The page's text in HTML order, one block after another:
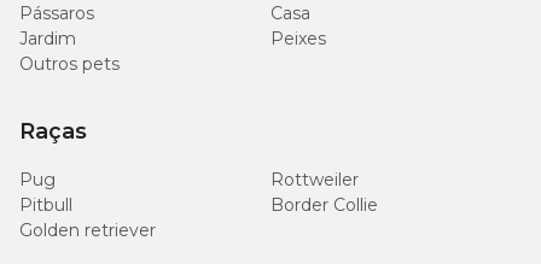
Pássaros
Casa
Jardim
Peixes
Outros pets
Raças
Pug
Rottweiler
Pitbull
Border Collie
Golden retriever